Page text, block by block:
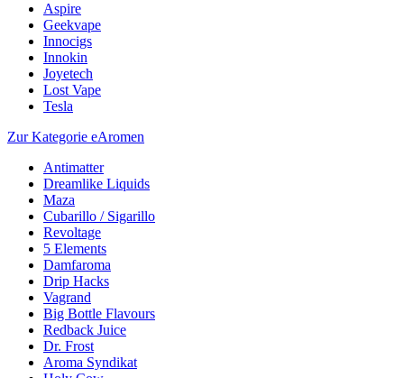
Aspire
Geekvape
Innocigs
Innokin
Joyetech
Lost Vape
Tesla
Zur Kategorie eAromen
Antimatter
Dreamlike Liquids
Maza
Cubarillo / Sigarillo
Revoltage
5 Elements
Damfaroma
Drip Hacks
Vagrand
Big Bottle Flavours
Redback Juice
Dr. Frost
Aroma Syndikat